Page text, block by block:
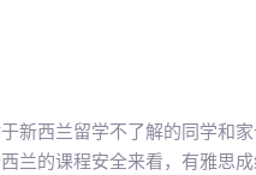
新西兰留学不了解的同学和
兰的课程安全来看，有雅思